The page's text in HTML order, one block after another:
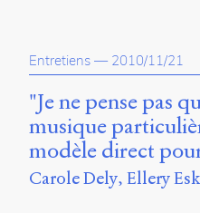
Entretiens — 2010/11/21
"Je ne pense pas
musique
modèle direct
Carole Dely Ellery